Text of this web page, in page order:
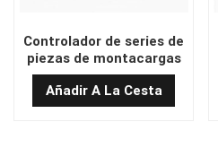
Controlador de series de
piezas de montacargas
de alta calidad 1205M-
5603 (500A)
Añadir A La Cesta